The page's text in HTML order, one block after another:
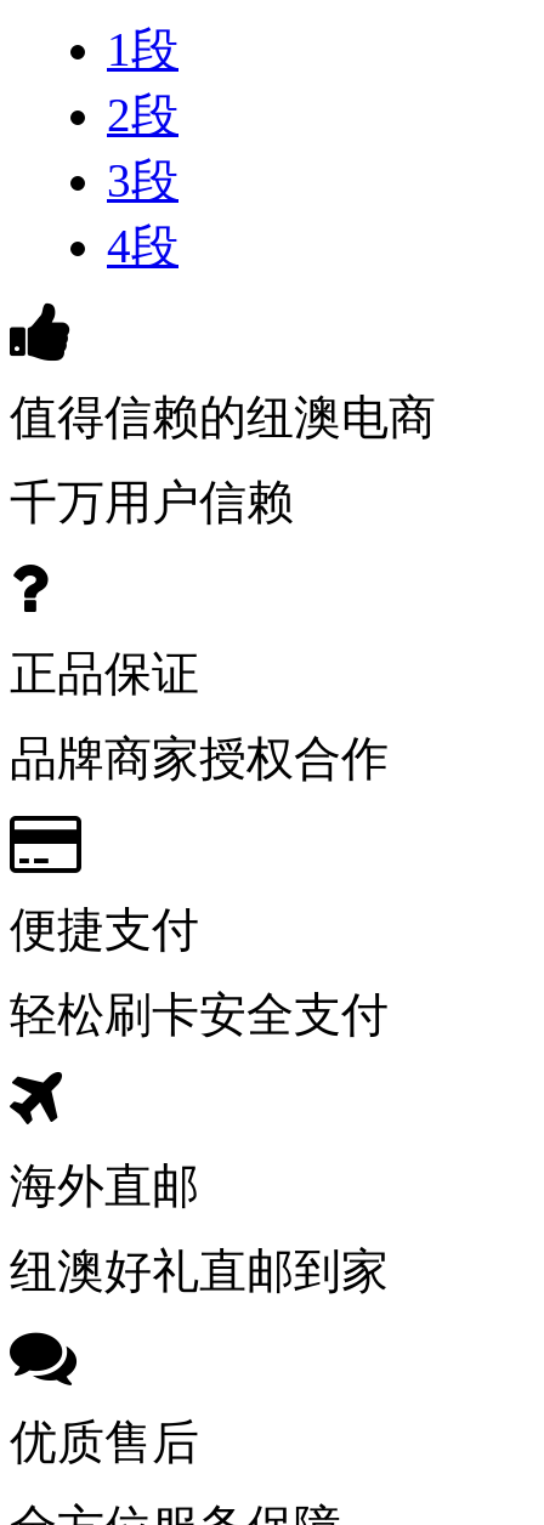
1段
2段
3段
4段
值得信赖的纽澳电商
千万用户信赖
正品保证
品牌商家授权合作
便捷支付
轻松刷卡安全支付
海外直邮
纽澳好礼直邮到家
优质售后